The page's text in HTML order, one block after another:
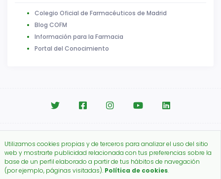
Colegio Oficial de Farmacéuticos de Madrid
Blog COFM
Información para la Farmacia
Portal del Conocimiento
Copyright © 2026.
Colegio Oficial de Farmacéuticos de Madrid.
Utilizamos cookies propias y de terceros para analizar el uso del sitio
web y mostrarte publicidad relacionada con tus preferencias sobre la
base de un perfil elaborado a partir de tus hábitos de navegación
(por ejemplo, páginas visitadas). Política de cookies.